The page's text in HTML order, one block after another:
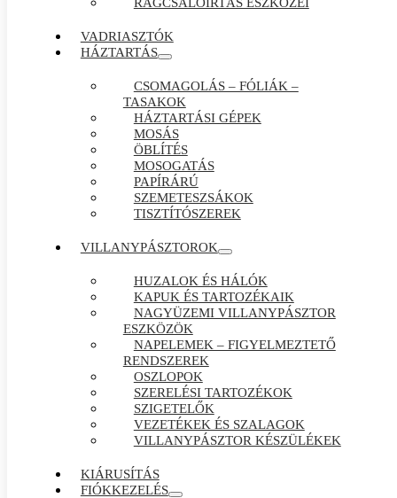
VADRIASZTÓK
HÁZTARTÁS
CSOMAGOLÁS – FÓLIÁK –
TASAKOK
HÁZTARTÁSI GÉPEK
MOSÁS
ÖBLÍTÉS
MOSOGATÁS
PAPÍRÁRÚ
SZEMETESZSÁKOK
TISZTÍTÓSZEREK
VILLANYPÁSZTOROK
HUZALOK ÉS HÁLÓK
KAPUK ÉS TARTOZÉKAIK
NAGYÜZEMI VILLANYPÁSZTOR
ESZKÖZÖK
NAPELEMEK – FIGYELMEZTETŐ
RENDSZEREK
OSZLOPOK
SZERELÉSI TARTOZÉKOK
SZIGETELŐK
VEZETÉKEK ÉS SZALAGOK
VILLANYPÁSZTOR KÉSZÜLÉKEK
KIÁRUSÍTÁS
FIÓKKEZELÉS